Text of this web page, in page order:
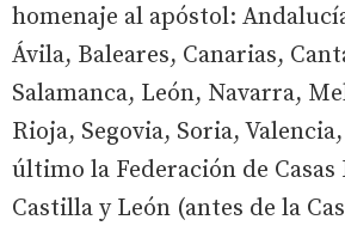
homenaje al apóstol:
Ávila, Baleares, Canarias,
Salamanca, León, Navarra,
Rioja, Segovia, Soria,
último la Federación de Casas
Castilla y León (antes de la